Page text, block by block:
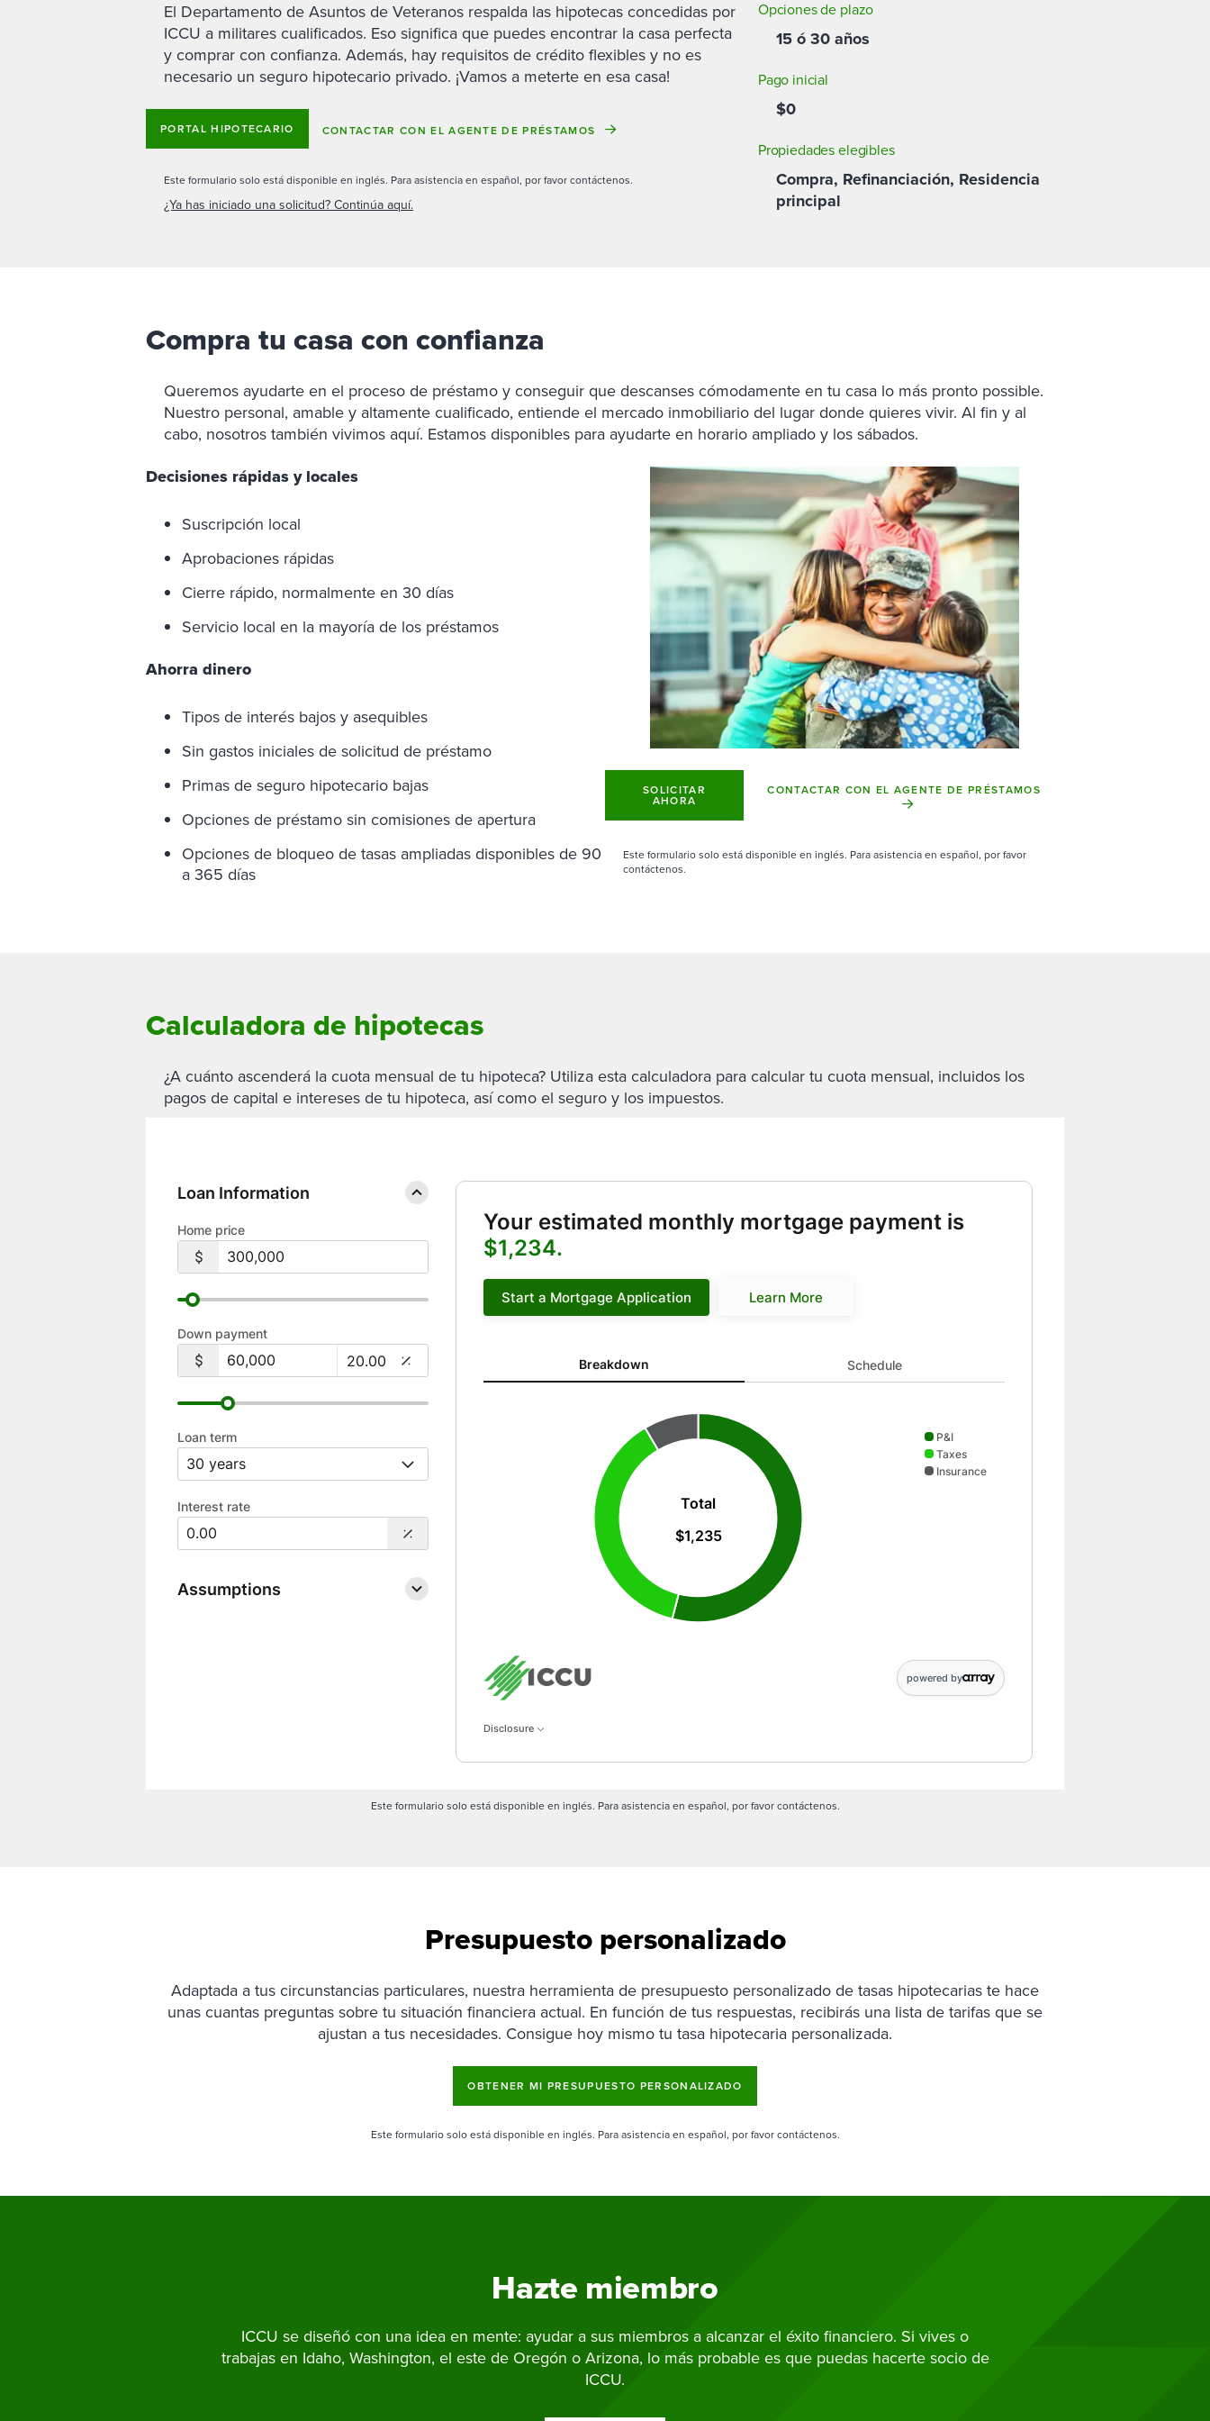
El Departamento de Asuntos de Veteranos respalda las hipotecas concedidas por
ICCU a militares cualificados. Eso significa que puedes encontrar la casa perfecta
y comprar con confianza. Además, hay requisitos de crédito flexibles y no es
necesario un seguro hipotecario privado. ¡Vamos a meterte en esa casa!
PORTAL HIPOTECARIO CONTACTAR CON EL AGENTE DE PRÉSTAMOS
Este formulario solo está disponible en inglés. Para asistencia en español, por favor contáctenos.
¿Ya has iniciado una solicitud? Continúa aquí.
Opciones de plazo
15 ó 30 años
Pago inicial
$0
Propiedades elegibles
Compra, Refinanciación, Residencia
principal
Compra tu casa con confianza
Queremos ayudarte en el proceso de préstamo y conseguir que descanses cómodamente en tu casa lo más pronto possible.
Nuestro personal, amable y altamente cualificado, entiende el mercado inmobiliario del lugar donde quieres vivir. Al fin y al
cabo, nosotros también vivimos aquí. Estamos disponibles para ayudarte en horario ampliado y los sábados.
Decisiones rápidas y locales
Suscripción local
Aprobaciones rápidas
Cierre rápido, normalmente en 30 días
Servicio local en la mayoría de los préstamos
Ahorra dinero
Tipos de interés bajos y asequibles
Sin gastos iniciales de solicitud de préstamo
Primas de seguro hipotecario bajas
Opciones de préstamo sin comisiones de apertura
Opciones de bloqueo de tasas ampliadas disponibles de 90
a 365 días
SOLICITAR
AHORA
CONTACTAR CON EL AGENTE DE PRÉSTAMOS
Este formulario solo está disponible en inglés. Para asistencia en español, por favor
contáctenos.
Calculadora de hipotecas
¿A cuánto ascenderá la cuota mensual de tu hipoteca? Utiliza esta calculadora para calcular tu cuota mensual, incluidos los
pagos de capital e intereses de tu hipoteca, así como el seguro y los impuestos.
Loan Information
Home price
Down payment
Loan term
Interest rate
Assumptions
Your estimated monthly mortgage payment is
$1,234.
Start a Mortgage Application Learn More
Breakdown updated. Donut chart showing P&I 667 and Taxes 463 and Insurance 105
Breakdown Schedule
Total
$1,235
P&I
Taxes
Insurance
powered by
Disclosure
Este formulario solo está disponible en inglés. Para asistencia en español, por favor contáctenos.
Presupuesto personalizado
Adaptada a tus circunstancias particulares, nuestra herramienta de presupuesto personalizado de tasas hipotecarias te hace
unas cuantas preguntas sobre tu situación financiera actual. En función de tus respuestas, recibirás una lista de tarifas que se
ajustan a tus necesidades. Consigue hoy mismo tu tasa hipotecaria personalizada.
OBTENER MI PRESUPUESTO PERSONALIZADO
Este formulario solo está disponible en inglés. Para asistencia en español, por favor contáctenos.
Hazte miembro
ICCU se diseñó con una idea en mente: ayudar a sus miembros a alcanzar el éxito financiero. Si vives o
trabajas en Idaho, Washington, el este de Oregón o Arizona, lo más probable es que puedas hacerte socio de
ICCU.